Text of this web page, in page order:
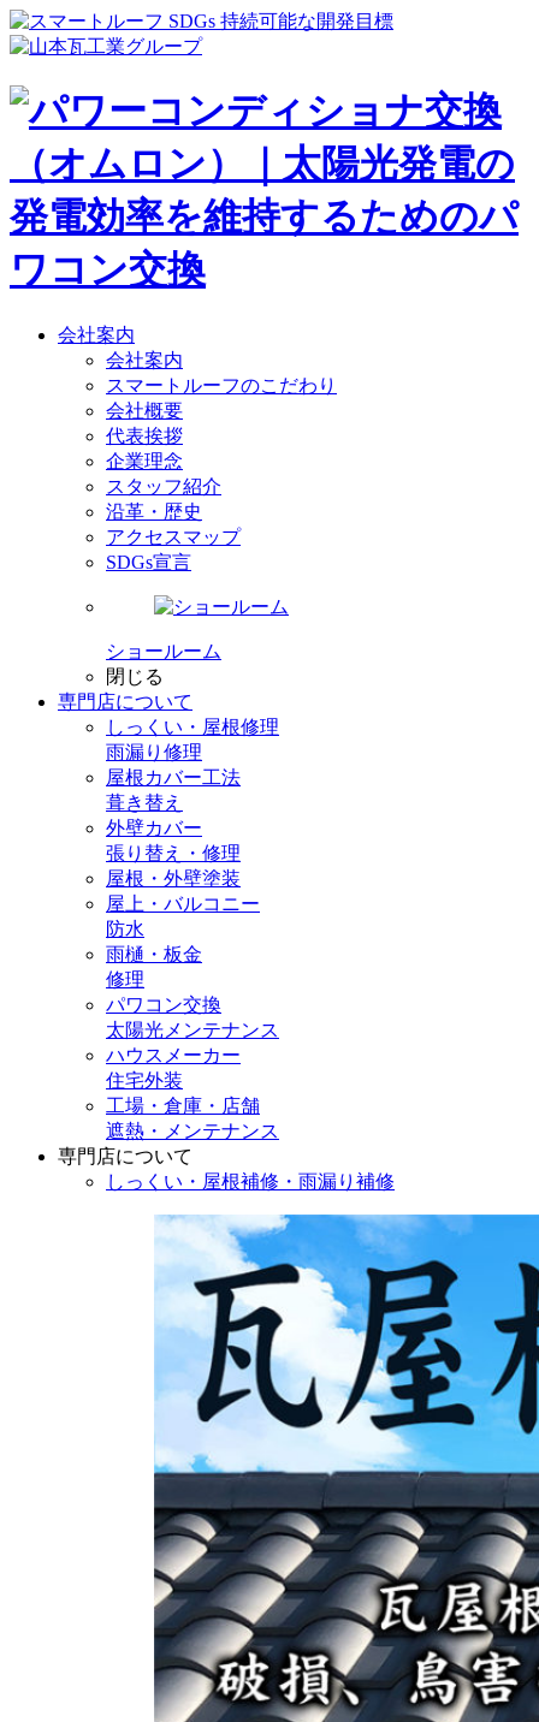
会社案内
会社案内
スマートルーフのこだわり
会社概要
代表挨拶
企業理念
スタッフ紹介
沿革・歴史
アクセスマップ
SDGs宣言
ショールーム
閉じる
専門店について
しっくい・屋根修理
雨漏り修理
屋根カバー工法
葺き替え
外壁カバー
張り替え・修理
屋根・外壁塗装
屋上・バルコニー
防水
雨樋・板金
修理
パワコン交換
太陽光メンテナンス
ハウスメーカー
住宅外装
工場・倉庫・店舗
遮熱・メンテナンス
専門店について
しっくい・屋根補修・雨漏り補修